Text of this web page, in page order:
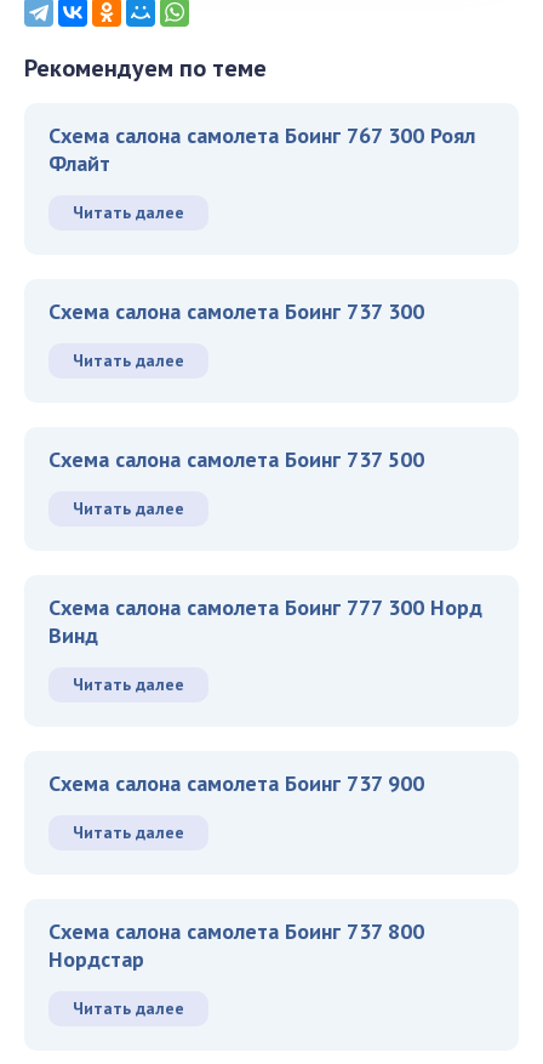
Рекомендуем по теме
Схема салона самолета Боинг 767 300 Роял
Флайт
Читать далее
Схема салона самолета Боинг 737 300
Читать далее
Схема салона самолета Боинг 737 500
Читать далее
Схема салона самолета Боинг 777 300 Норд
Винд
Читать далее
Схема салона самолета Боинг 737 900
Читать далее
Схема салона самолета Боинг 737 800
Нордстар
Читать далее